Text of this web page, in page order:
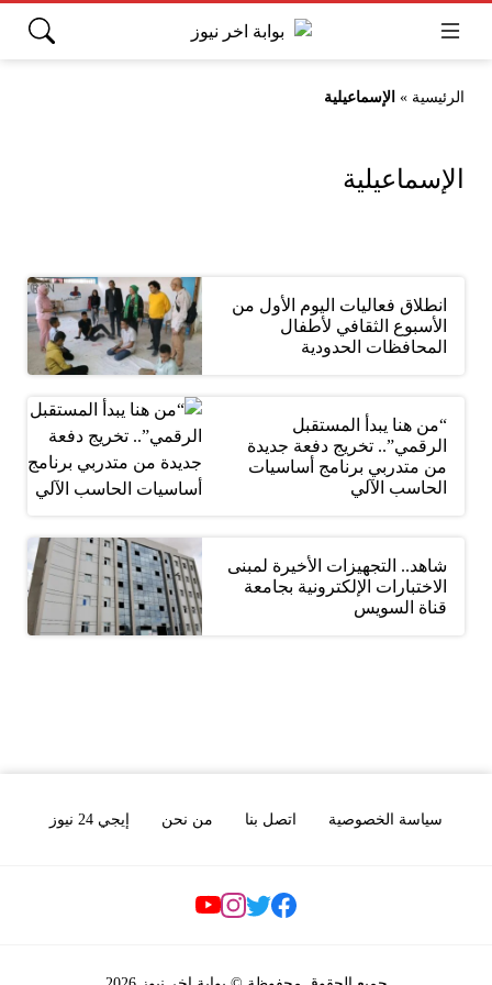
الرئيسية » الإسماعيلية
الإسماعيلية
انطلاق فعاليات اليوم الأول من
الأسبوع الثقافي لأطفال
المحافظات الحدودية
“من هنا يبدأ المستقبل
الرقمي”.. تخريج دفعة جديدة
من متدربي برنامج أساسيات
الحاسب الآلي
شاهد.. التجهيزات الأخيرة لمبنى
الاختبارات الإلكترونية بجامعة
قناة السويس
سياسة الخصوصية اتصل بنا من نحن إيجي 24 نيوز
Social Links